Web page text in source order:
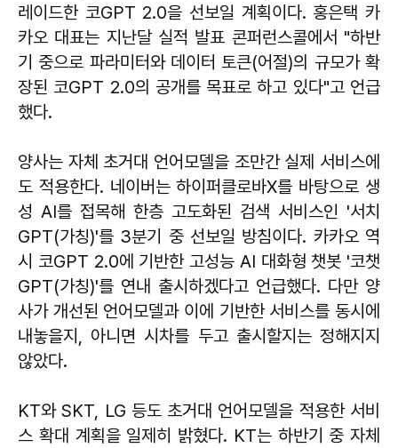
레이드한 코GPT 2.0을 선보일 계획이다. 홍은택 카
카오 대표는 지난달 실적 발표 콘퍼런스콜에서 "하반
기 중으로 파라미터와 데이터 토큰(어절)의 규모가 확
장된 코GPT 2.0의 공개를 목표로 하고 있다"고 언급
했다.
양사는 자체 초거대 언어모델을 조만간 실제 서비스에
도 적용한다. 네이버는 하이퍼클로바X를 바탕으로 생
성 AI를 접목해 한층 고도화된 검색 서비스인 '서치
GPT(가칭)'를 3분기 중 선보일 방침이다. 카카오 역
시 코GPT 2.0에 기반한 고성능 AI 대화형 챗봇 '코챗
GPT(가칭)'를 연내 출시하겠다고 언급했다. 다만 양
사가 개선된 언어모델과 이에 기반한 서비스를 동시에
내놓을지, 아니면 시차를 두고 출시할지는 정해지지
않았다.
KT와 SKT, LG 등도 초거대 언어모델을 적용한 서비
스 확대 계획을 일제히 밝혔다. KT는 하반기 중 자체